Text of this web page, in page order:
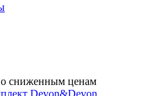
сниженным ценам
Devon&Devon